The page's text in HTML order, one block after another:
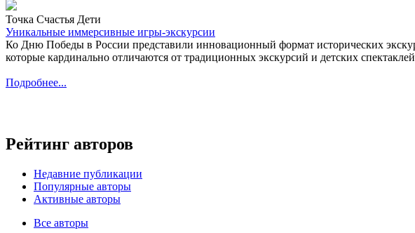
Точка Счастья Дети
Уникальные иммерсивные игры-экскурсии
Ко Дню Победы в России представили инновационный формат исторических
которые кардинально отличаются от традиционных экскурсий и детских
Подробнее...
Рейтинг авторов
Недавние публикации
Популярные авторы
Активные авторы
Все авторы